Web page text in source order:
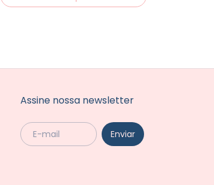
Assine nossa newsletter